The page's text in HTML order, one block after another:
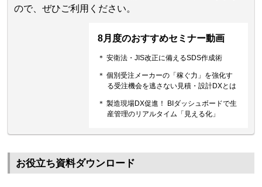
ので、ぜひご利用ください。
8月度のおすすめセミナー動画
＊ 安衛法・JIS改正に備えるSDS作成術
＊ 個別受注メーカーの「稼ぐ力」を強化す
る受注機会を逃さない見積・設計DXとは
＊ 製造現場DX促進！ BIダッシュボードで生
産管理のリアルタイム「見える化」
お役立ち資料ダウンロード